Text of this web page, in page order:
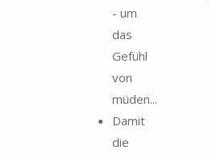
- um
das
Gefühl
von
müden...
Damit
die